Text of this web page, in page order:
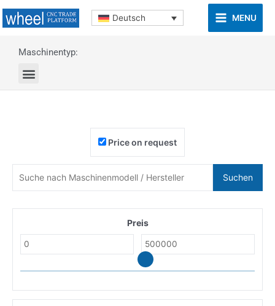
Deutsch MENU
Maschinentyp:
Price on request
Suchen
Preis